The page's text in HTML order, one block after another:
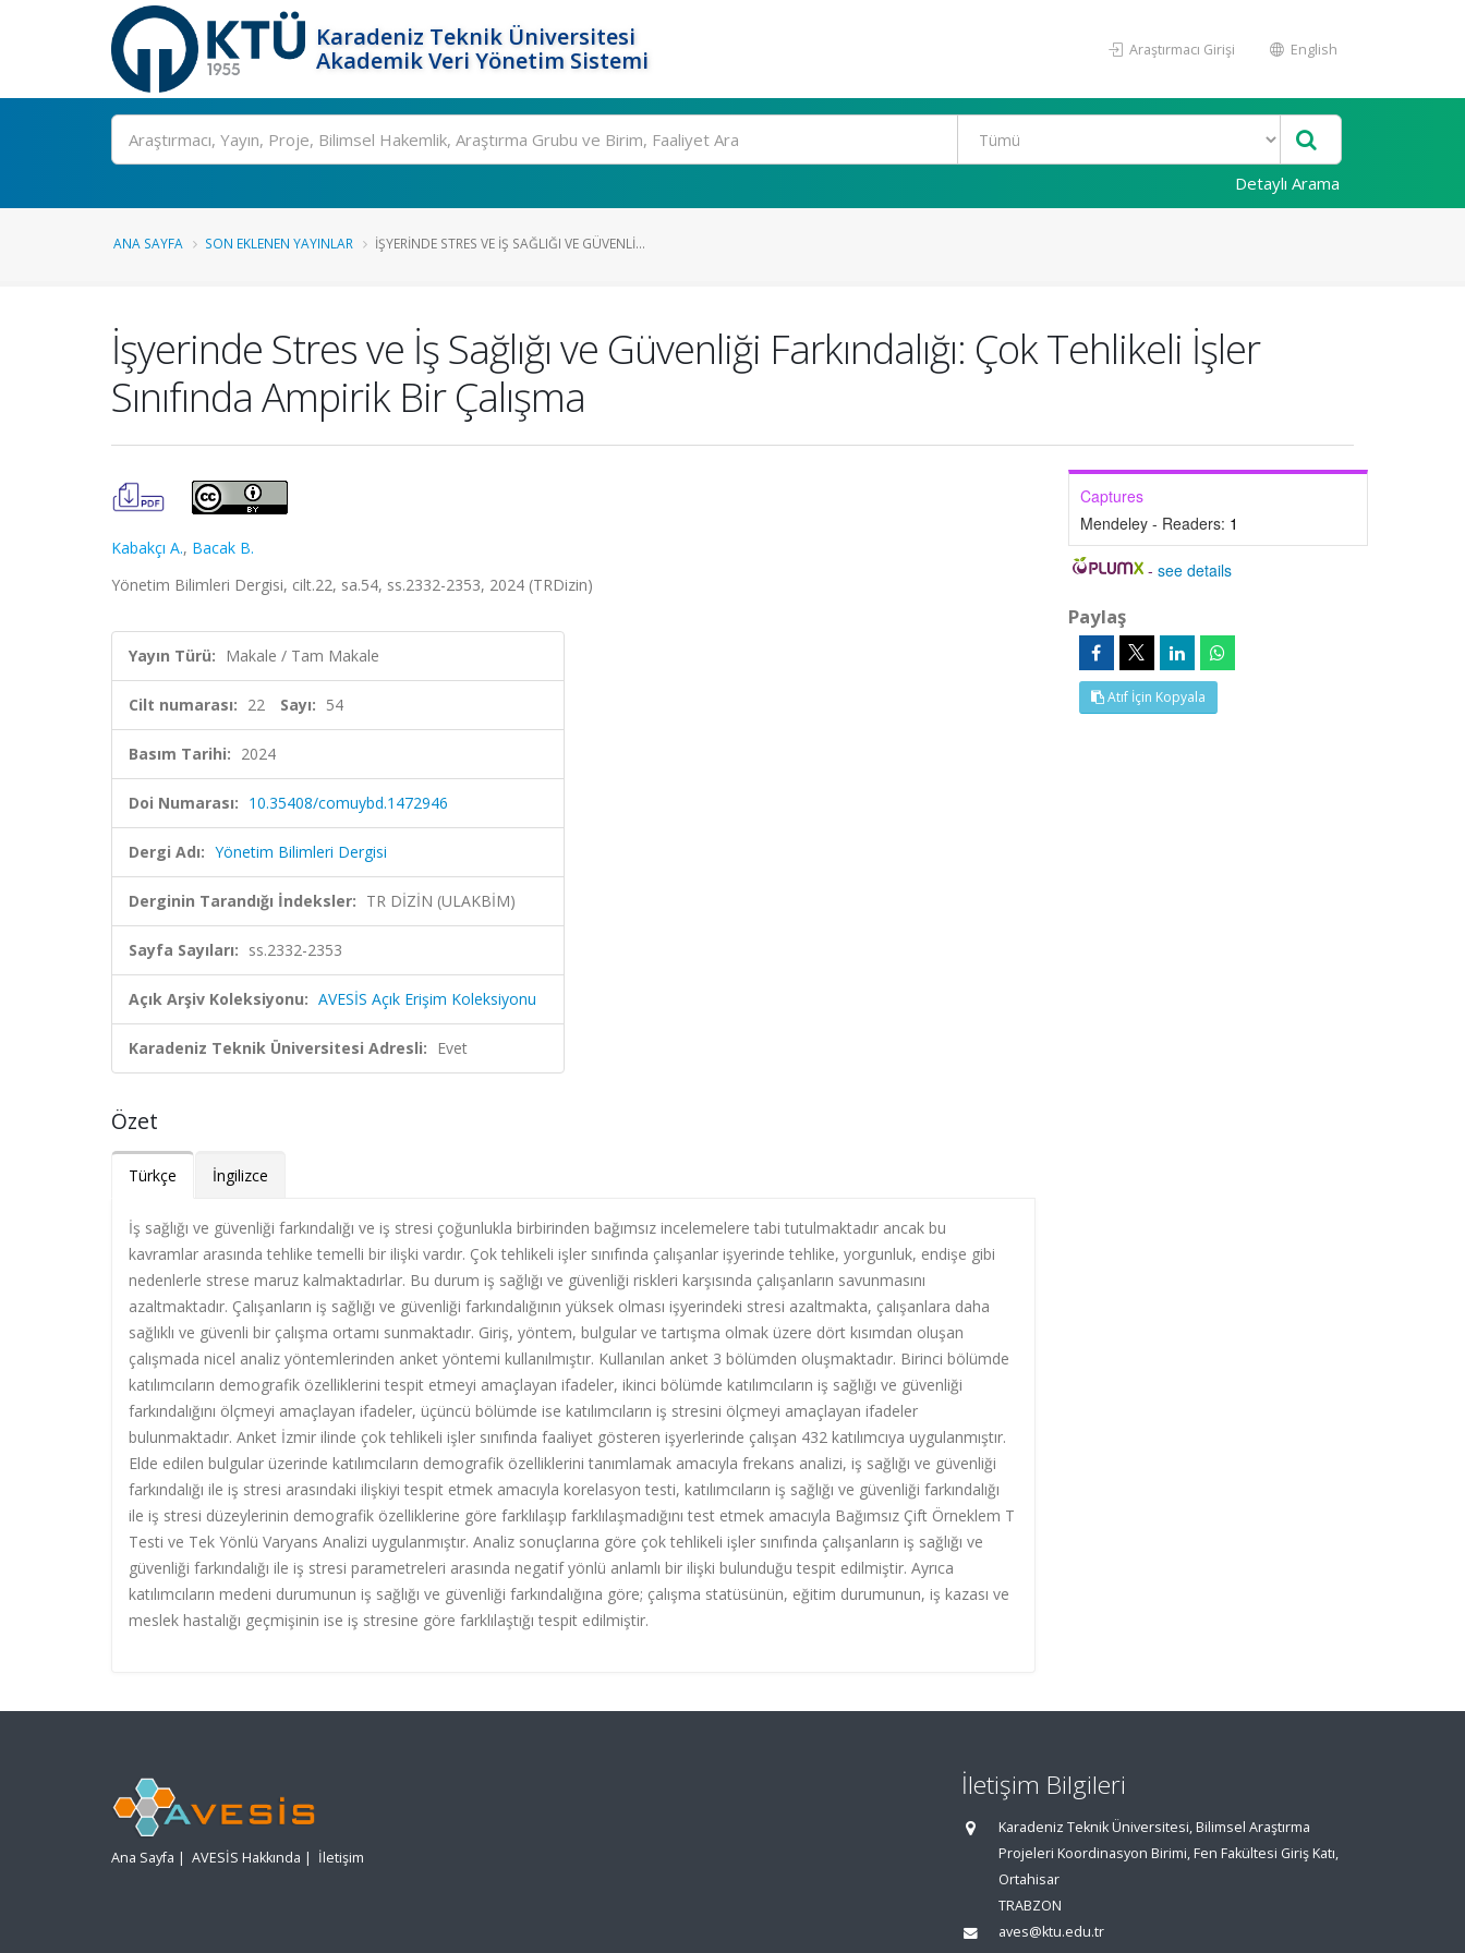
Karadeniz Teknik Üniversitesi
Akademik Veri Yönetim Sistemi
Araştırmacı Girişi English
Ara
Detaylı Arama
ANA SAYFA SON EKLENEN YAYINLAR İŞYERINDE STRES VE İŞ SAĞLIĞI VE GÜVENLI...
İşyerinde Stres ve İş Sağlığı ve Güvenliği Farkındalığı: Çok Tehlikeli İşler
Sınıfında Ampirik Bir Çalışma
Kabakçı A., Bacak B.
Yönetim Bilimleri Dergisi, cilt.22, sa.54, ss.2332-2353, 2024 (TRDizin)
Yayın Türü: Makale / Tam Makale
Cilt numarası: 22 Sayı: 54
Basım Tarihi: 2024
Doi Numarası: 10.35408/comuybd.1472946
Dergi Adı: Yönetim Bilimleri Dergisi
Derginin Tarandığı İndeksler: TR DİZİN (ULAKBİM)
Sayfa Sayıları: ss.2332-2353
Açık Arşiv Koleksiyonu: AVESİS Açık Erişim Koleksiyonu
Karadeniz Teknik Üniversitesi Adresli: Evet
Özet
Türkçe İngilizce
İş sağlığı ve güvenliği farkındalığı ve iş stresi çoğunlukla birbirinden bağımsız incelemelere tabi tutulmaktadır ancak bu
kavramlar arasında tehlike temelli bir ilişki vardır. Çok tehlikeli işler sınıfında çalışanlar işyerinde tehlike, yorgunluk, endişe gibi
nedenlerle strese maruz kalmaktadırlar. Bu durum iş sağlığı ve güvenliği riskleri karşısında çalışanların savunmasını
azaltmaktadır. Çalışanların iş sağlığı ve güvenliği farkındalığının yüksek olması işyerindeki stresi azaltmakta, çalışanlara daha
sağlıklı ve güvenli bir çalışma ortamı sunmaktadır. Giriş, yöntem, bulgular ve tartışma olmak üzere dört kısımdan oluşan
çalışmada nicel analiz yöntemlerinden anket yöntemi kullanılmıştır. Kullanılan anket 3 bölümden oluşmaktadır. Birinci bölümde
katılımcıların demografik özelliklerini tespit etmeyi amaçlayan ifadeler, ikinci bölümde katılımcıların iş sağlığı ve güvenliği
farkındalığını ölçmeyi amaçlayan ifadeler, üçüncü bölümde ise katılımcıların iş stresini ölçmeyi amaçlayan ifadeler
bulunmaktadır. Anket İzmir ilinde çok tehlikeli işler sınıfında faaliyet gösteren işyerlerinde çalışan 432 katılımcıya uygulanmıştır.
Elde edilen bulgular üzerinde katılımcıların demografik özelliklerini tanımlamak amacıyla frekans analizi, iş sağlığı ve güvenliği
farkındalığı ile iş stresi arasındaki ilişkiyi tespit etmek amacıyla korelasyon testi, katılımcıların iş sağlığı ve güvenliği farkındalığı
ile iş stresi düzeylerinin demografik özelliklerine göre farklılaşıp farklılaşmadığını test etmek amacıyla Bağımsız Çift Örneklem T
Testi ve Tek Yönlü Varyans Analizi uygulanmıştır. Analiz sonuçlarına göre çok tehlikeli işler sınıfında çalışanların iş sağlığı ve
güvenliği farkındalığı ile iş stresi parametreleri arasında negatif yönlü anlamlı bir ilişki bulunduğu tespit edilmiştir. Ayrıca
katılımcıların medeni durumunun iş sağlığı ve güvenliği farkındalığına göre; çalışma statüsünün, eğitim durumunun, iş kazası ve
meslek hastalığı geçmişinin ise iş stresine göre farklılaştığı tespit edilmiştir.
Captures
Mendeley - Readers: 1
-see details
Paylaş
Atıf İçin Kopyala
Ana Sayfa | AVESİS Hakkında | İletişim
İletişim Bilgileri
Karadeniz Teknik Üniversitesi, Bilimsel Araştırma
Projeleri Koordinasyon Birimi, Fen Fakültesi Giriş Katı,
Ortahisar
TRABZON
aves@ktu.edu.tr